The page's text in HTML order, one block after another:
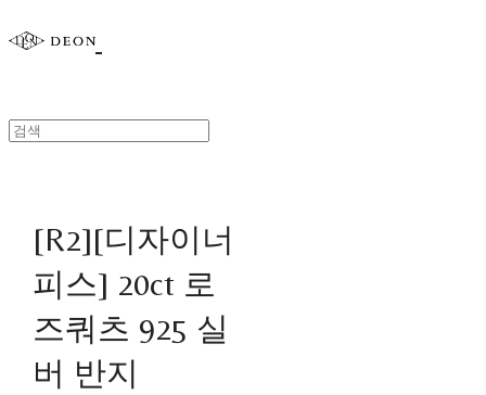
[R2][디자이너
피스] 20ct 로
즈쿼츠 925 실
버 반지